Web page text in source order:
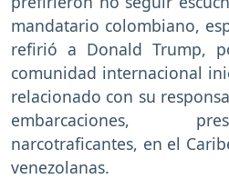
mandatario colombiano,
refirió a Donald Trump,
comunidad internacional
relacionado con su
embarcaciones,
narcotraficantes, en el
venezolanas.